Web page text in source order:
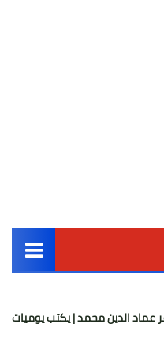
مصر
| يكتب يوميات شاعر وقصيدة :